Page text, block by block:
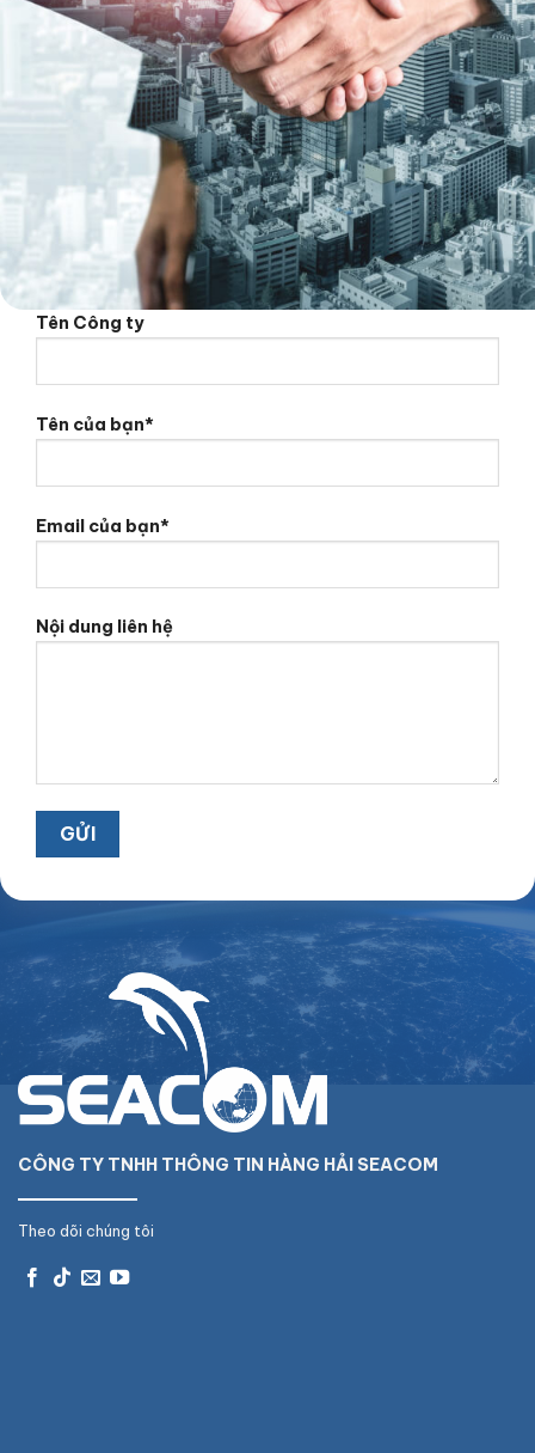
Tên Công ty
Tên của bạn*
Email của bạn*
Nội dung liên hệ
CÔNG TY TNHH THÔNG TIN HÀNG HẢI SEACOM
Theo dõi chúng tôi